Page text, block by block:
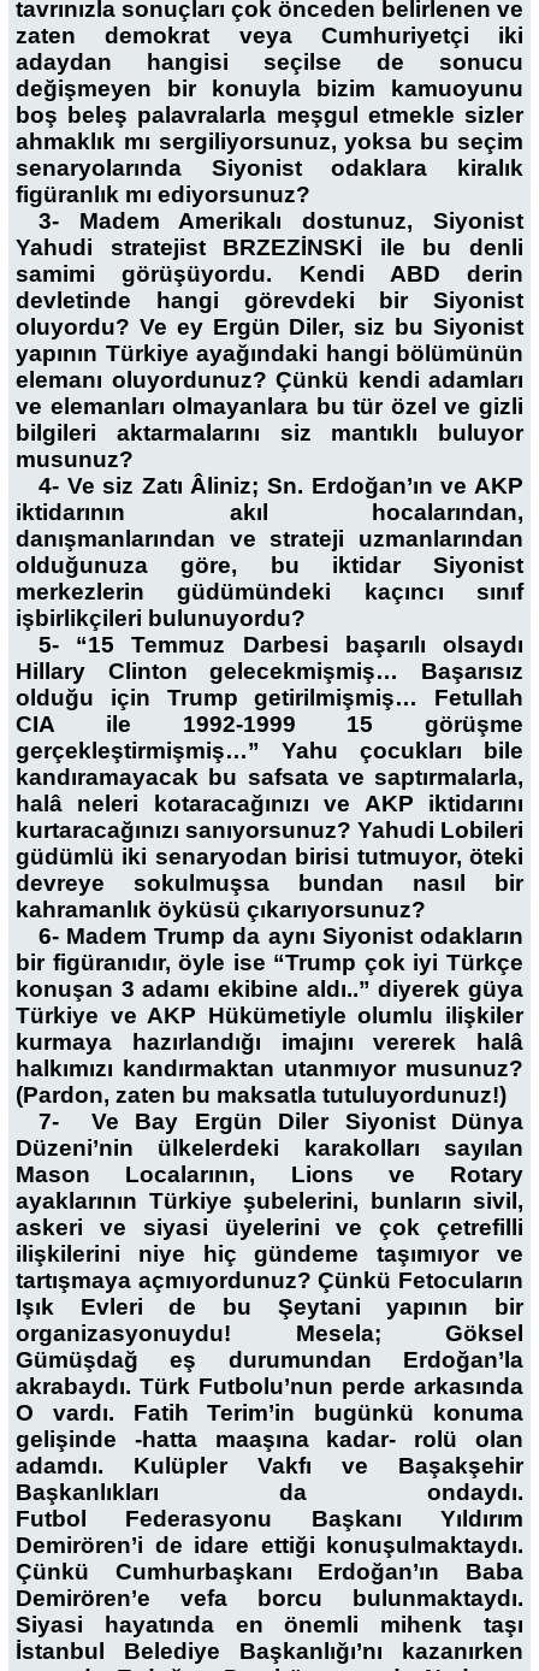
tavrınızla sonuçları çok önceden belirlenen ve
zaten demokrat veya Cumhuriyetçi iki
adaydan hangisi seçilse de sonucu
değişmeyen bir konuyla bizim kamuoyunu
boş beleş palavralarla meşgul etmekle sizler
ahmaklık mı sergiliyorsunuz, yoksa bu seçim
senaryolarında Siyonist odaklara kiralık
figüranlık mı ediyorsunuz?
3- Madem Amerikalı dostunuz, Siyonist
Yahudi stratejist BRZEZİNSKİ ile bu denli
samimi görüşüyordu. Kendi ABD derin
devletinde hangi görevdeki bir Siyonist
oluyordu? Ve ey Ergün Diler, siz bu Siyonist
yapının Türkiye ayağındaki hangi bölümünün
elemanı oluyordunuz? Çünkü kendi adamları
ve elemanları olmayanlara bu tür özel ve gizli
bilgileri aktarmalarını siz mantıklı buluyor
musunuz?
4- Ve siz Zatı Âliniz; Sn. Erdoğan’ın ve AKP
iktidarının akıl hocalarından,
danışmanlarından ve strateji uzmanlarından
olduğunuza göre, bu iktidar Siyonist
merkezlerin güdümündeki kaçıncı sınıf
işbirlikçileri bulunuyordu?
5- “15 Temmuz Darbesi başarılı olsaydı
Hillary Clinton gelecekmişmiş… Başarısız
olduğu için Trump getirilmişmiş… Fetullah
CIA ile 1992-1999 15 görüşme
gerçekleştirmişmiş…” Yahu çocukları bile
kandıramayacak bu safsata ve saptırmalarla,
halâ neleri kotaracağınızı ve AKP iktidarını
kurtaracağınızı sanıyorsunuz? Yahudi Lobileri
güdümlü iki senaryodan birisi tutmuyor, öteki
devreye sokulmuşsa bundan nasıl bir
kahramanlık öyküsü çıkarıyorsunuz?
6- Madem Trump da aynı Siyonist odakların
bir figüranıdır, öyle ise “Trump çok iyi Türkçe
konuşan 3 adamı ekibine aldı..” diyerek güya
Türkiye ve AKP Hükümetiyle olumlu ilişkiler
kurmaya hazırlandığı imajını vererek halâ
halkımızı kandırmaktan utanmıyor musunuz?
(Pardon, zaten bu maksatla tutuluyordunuz!)
7- Ve Bay Ergün Diler Siyonist Dünya
Düzeni’nin ülkelerdeki karakolları sayılan
Mason Localarının, Lions ve Rotary
ayaklarının Türkiye şubelerini, bunların sivil,
askeri ve siyasi üyelerini ve çok çetrefilli
ilişkilerini niye hiç gündeme taşımıyor ve
tartışmaya açmıyordunuz? Çünkü Fetocuların
Işık Evleri de bu Şeytani yapının bir
organizasyonuydu! Mesela; Göksel
Gümüşdağ eş durumundan Erdoğan’la
akrabaydı. Türk Futbolu’nun perde arkasında
O vardı. Fatih Terim’in bugünkü konuma
gelişinde -hatta maaşına kadar- rolü olan
adamdı. Kulüpler Vakfı ve Başakşehir
Başkanlıkları da ondaydı.
Futbol Federasyonu Başkanı Yıldırım
Demirören’i de idare ettiği konuşulmaktaydı.
Çünkü Cumhurbaşkanı Erdoğan’ın Baba
Demirören’e vefa borcu bulunmaktaydı.
Siyasi hayatında en önemli mihenk taşı
İstanbul Belediye Başkanlığı’nı kazanırken